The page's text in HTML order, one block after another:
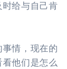
给与自己肯
情，现在的
他们是怎么